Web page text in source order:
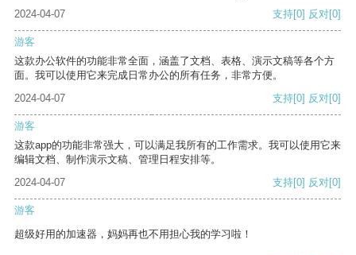
2024-04-07
支持[0] 反对[0]
游客
这款办公软件的功能非常全面，涵盖了文档、表格、演示文稿等各个方
面。我可以使用它来完成日常办公的所有任务，非常方便。
2024-04-07
支持[0] 反对[0]
游客
这款app的功能非常强大，可以满足我所有的工作需求。我可以使用它来
编辑文档、制作演示文稿、管理日程安排等。
2024-04-07
支持[0] 反对[0]
游客
超级好用的加速器，妈妈再也不用担心我的学习啦！